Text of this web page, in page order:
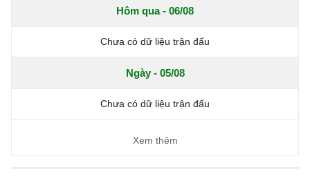
Hôm qua - 06/08
Chưa có dữ liệu trận đấu
Ngày - 05/08
Chưa có dữ liệu trận đấu
Xem thêm